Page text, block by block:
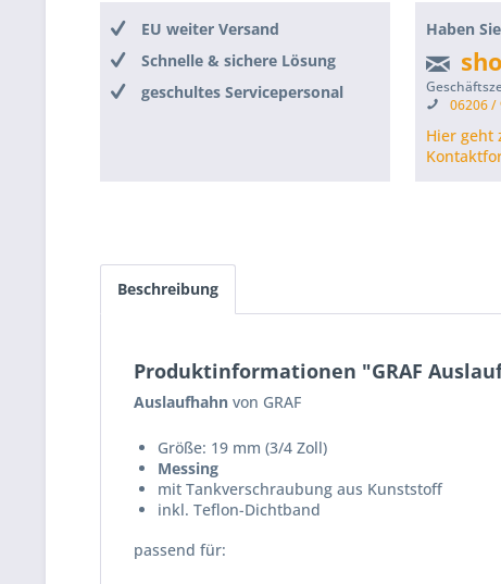
EU weiter Versand
Schnelle & sichere Lösung
geschultes Servicepersonal
Haben
06206 /
Hier geht
Beschreibung
Produktinformationen "GRAF
Auslaufhahn von GRAF
Größe: 19 mm (3/4 Zoll)
Messing
mit Tankverschraubung aus Kunststoff
inkl. Teflon-Dichtband
passend für: